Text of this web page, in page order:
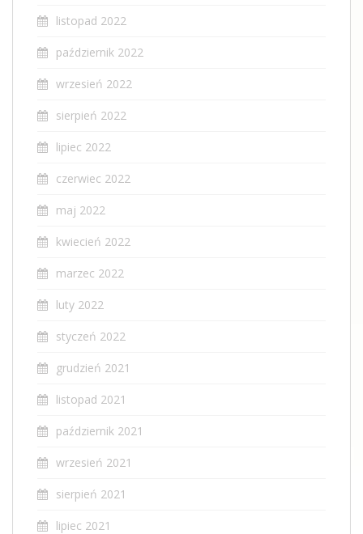
listopad 2022
październik 2022
wrzesień 2022
sierpień 2022
lipiec 2022
czerwiec 2022
maj 2022
kwiecień 2022
marzec 2022
luty 2022
styczeń 2022
grudzień 2021
listopad 2021
październik 2021
wrzesień 2021
sierpień 2021
lipiec 2021